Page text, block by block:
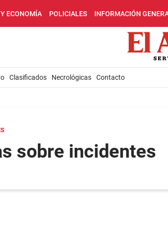
ECONOMÍA POLICIALES INFORMACIÓN
Clasificados Necrológicas Contacto
sobre incidentes